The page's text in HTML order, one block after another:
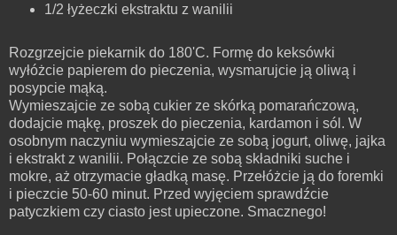
1/2 łyżeczki ekstraktu z wanilii
Rozgrzejcie piekarnik do 180'C. Formę do keksówki
wyłóżcie papierem do pieczenia, wysmarujcie ją oliwą i
posypcie mąką.
Wymieszajcie ze sobą cukier ze skórką pomarańczową,
dodajcie mąkę, proszek do pieczenia, kardamon i sól. W
osobnym naczyniu wymieszajcie ze sobą jogurt, oliwę, jajka
i ekstrakt z wanilii. Połączcie ze sobą składniki suche i
mokre, aż otrzymacie gładką masę. Przełóżcie ją do foremki
i pieczcie 50-60 minut. Przed wyjęciem sprawdźcie
patyczkiem czy ciasto jest upieczone. Smacznego!